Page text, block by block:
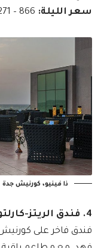
سعر الليلة:
ذا فينيو، كورنيش جدة
4. فندق الريتز-كارلتون جدة
فندق فاخر على